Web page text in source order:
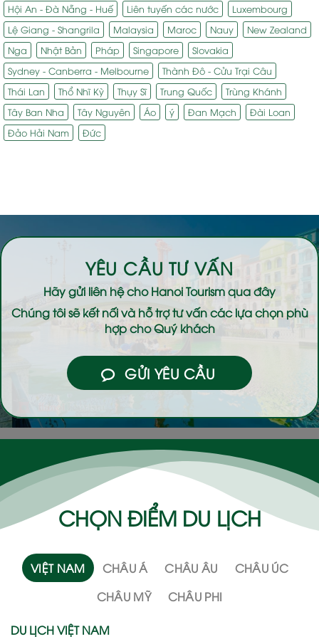
Hội An - Đà Nẵng - Huế Liên tuyến các nước
Luxembourg
Lệ Giang - Shangrila
Malaysia Maroc Nauy
New Zealand
Nga
Nhật Bản Pháp Singapore
Slovakia
Sydney - Canberra - Melbourne
Thành Đô - Cửu Trại Câu
Thái Lan
Thổ Nhĩ Kỳ Thụy Sĩ Trung Quốc
Trùng Khánh
Tây Ban Nha
Tây Nguyên Áo ý Đan Mạch
Đài Loan
Đảo Hải Nam
Đức
YÊU CẦU TƯ VẤN
Hãy gửi liên hệ choHanoi Tourismqua đây
Chúng tôi sẽ kết nối và hỗ trợ tư vấn các lựa chọn phù
hợp cho Quý khách
GỬI YÊU CẦU
CHỌN ĐIỂM DU LỊCH
VIỆT NAM CHÂU Á CHÂU ÂU
CHÂU ÚC
CHÂU MỸ
CHÂU PHI
DU LỊCH VIỆT NAM